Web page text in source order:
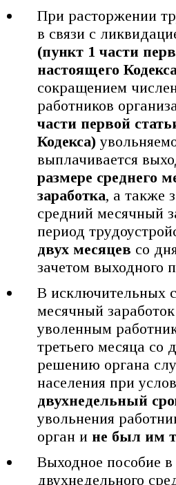
При расторжении
в связи с
(пункт 1 части
настоящего
сокращением
работников
части первой
Кодекса)
выплачивается
размере среднего
заработка, а также
средний месячный
период
двух месяцев со
зачетом выходного
В исключительных
месячный заработок
уволенным
третьего месяца со
решению органа
населения при
двухнедельный
увольнения
орган и не был им
Выходное пособие в
двухнедельного